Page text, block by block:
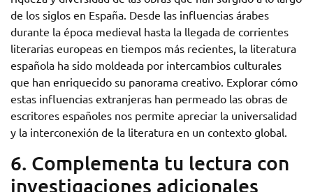
de los siglos en España. Desde las influencias árabes
durante la época medieval hasta la llegada de corrientes
literarias europeas en tiempos más recientes, la literatura
española ha sido moldeada por intercambios culturales
que han enriquecido su panorama creativo. Explorar cómo
estas influencias extranjeras han permeado las obras de
escritores españoles nos permite apreciar la universalidad
y la interconexión de la literatura en un contexto global.
6. Complementa tu lectura con
investigaciones adicionales